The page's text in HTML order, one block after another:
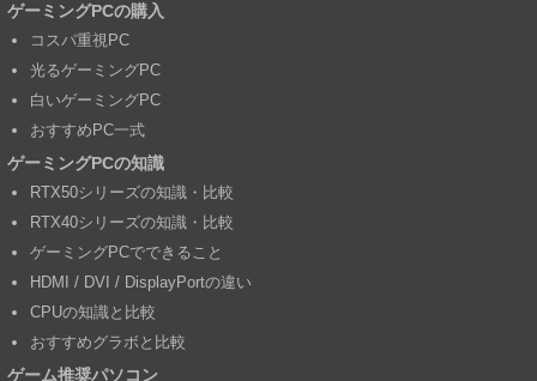
ゲーミングPCの購入
コスパ重視PC
光るゲーミングPC
白いゲーミングPC
おすすめPC一式
ゲーミングPCの知識
RTX50シリーズの知識・比較
RTX40シリーズの知識・比較
ゲーミングPCでできること
HDMI / DVI / DisplayPortの違い
CPUの知識と比較
おすすめグラボと比較
ゲーム推奨パソコン